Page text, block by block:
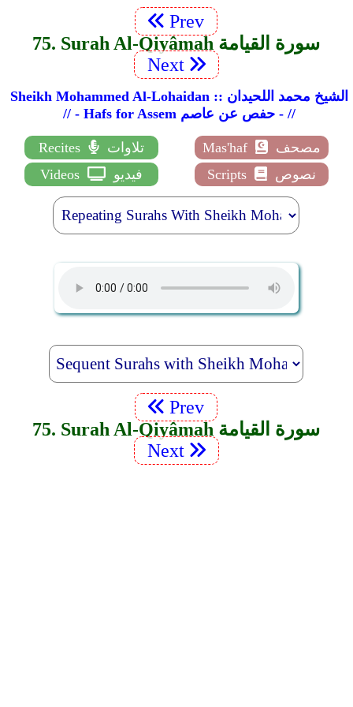
Prev
75. Surah Al-Qiyâmah سورة القيامة
Next
Sheikh Mohammed Al-Lohaidan :: الشيخ محمد اللحيدان
// - Hafs for Assem حفص عن عاصم - //
Recites تلاوات Mas'haf
مصحف
Videos
فيديو Scripts نصوص
Prev
75. Surah Al-Qiyâmah سورة القيامة
Next